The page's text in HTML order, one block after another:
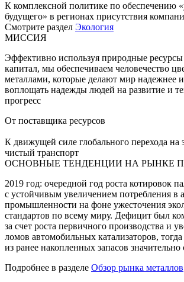
К комплексной политике по обеспечению
будущего» в регионах присутствия
Смотрите раздел Экология
МИССИЯ
Эффективно используя природные
капитал, мы обеспечиваем человечество
металлами, которые делают мир надежнее
воплощать надежды людей на развитие и
прогресс
От поставщика ресурсов
К движущей силе глобального перехода на
чистый транспорт
ОСНОВНЫЕ ТЕНДЕНЦИИ НА РЫНКЕ
2019 год: очередной год роста котировок
с устойчивым увеличением потребления в
промышленности на фоне ужесточения
стандартов по всему миру. Дефицит был
за счет роста первичного производства и
ломов автомобильных катализаторов,
из ранее накопленных запасов значительно
Подробнее в разделе Обзор рынка металлов